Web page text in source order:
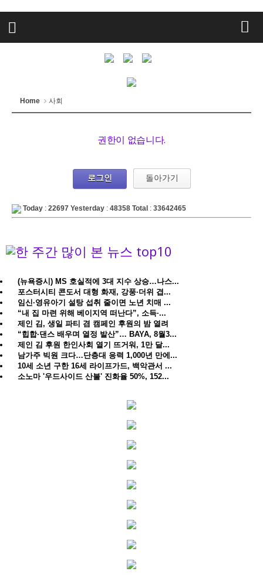
Home 사회
권한이 없습니다.
로그인 돌아가기
Today : 22697 Yesterday : 48358 Total : 33642465
(뉴욕증시) MS 호실적에 3대 지수 상승…나스...
포스터시티 콘도서 대형 화재, 강풍·더위 겹...
임신·영유아기 설탕 섭취 줄이면 노년 치매 ...
“내 집 마련 위해 베이지역 떠난다”, 소득·...
제인 김, 생일 파티 겸 캠페인 후원의 밤 열려
“힙합·댄스 배우며 열정 발산”… BAYA, 8월3...
제인 김 후원 한인사회 열기 뜨거워, 1만 달...
남가주 빅원 크다…단층대 응력 1,000년 만에...
10세 소년 구한 16세 라이프가드, 백악관서 ...
소노마 '우드사이드 산불' 진화율 50%, 152...